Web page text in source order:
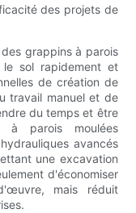
des projets de
grappins à parois
sol rapidement et
de création de
travail manuel et de
du temps et être
à parois moulées
avancés
une excavation
d'économiser
mais réduit